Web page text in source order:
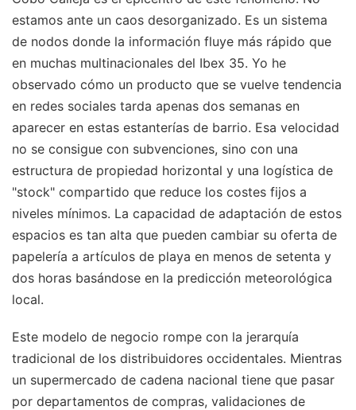
estamos ante un caos desorganizado. Es un sistema
de nodos donde la información fluye más rápido que
en muchas multinacionales del Ibex 35. Yo he
observado cómo un producto que se vuelve tendencia
en redes sociales tarda apenas dos semanas en
aparecer en estas estanterías de barrio. Esa velocidad
no se consigue con subvenciones, sino con una
estructura de propiedad horizontal y una logística de
"stock" compartido que reduce los costes fijos a
niveles mínimos. La capacidad de adaptación de estos
espacios es tan alta que pueden cambiar su oferta de
papelería a artículos de playa en menos de setenta y
dos horas basándose en la predicción meteorológica
local.
Este modelo de negocio rompe con la jerarquía
tradicional de los distribuidores occidentales. Mientras
un supermercado de cadena nacional tiene que pasar
por departamentos de compras, validaciones de